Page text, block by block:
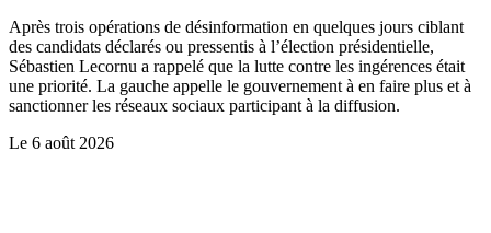
Après trois opérations de désinformation en quelques jours ciblant
des candidats déclarés ou pressentis à l’élection présidentielle,
Sébastien Lecornu a rappelé que la lutte contre les ingérences était
une priorité. La gauche appelle le gouvernement à en faire plus et à
sanctionner les réseaux sociaux participant à la diffusion.
Le 6 août 2026